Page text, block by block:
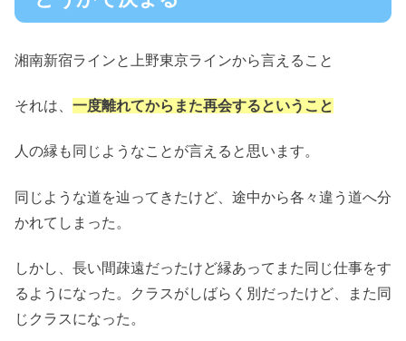
湘南新宿ラインと上野東京ラインから言えること
それは、 一度離れてからまた再会するということ
人の縁も同じようなことが言えると思います。
同じような道を辿ってきたけど、途中から各々違う道へ分
かれてしまった。
しかし、長い間疎遠だったけど縁あってまた同じ仕事をす
るようになった。クラスがしばらく別だったけど、また同
じクラスになった。